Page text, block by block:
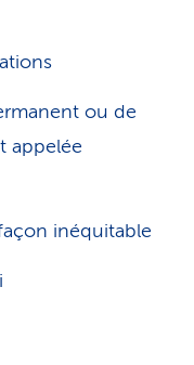
ou de
appelée
inéquitable